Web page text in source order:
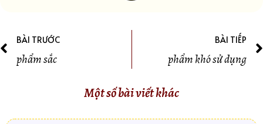
BÀI TRƯỚC
phẩm sắc
BÀI TIẾP
phẩm khó sử dụng
Một số bài viết khác